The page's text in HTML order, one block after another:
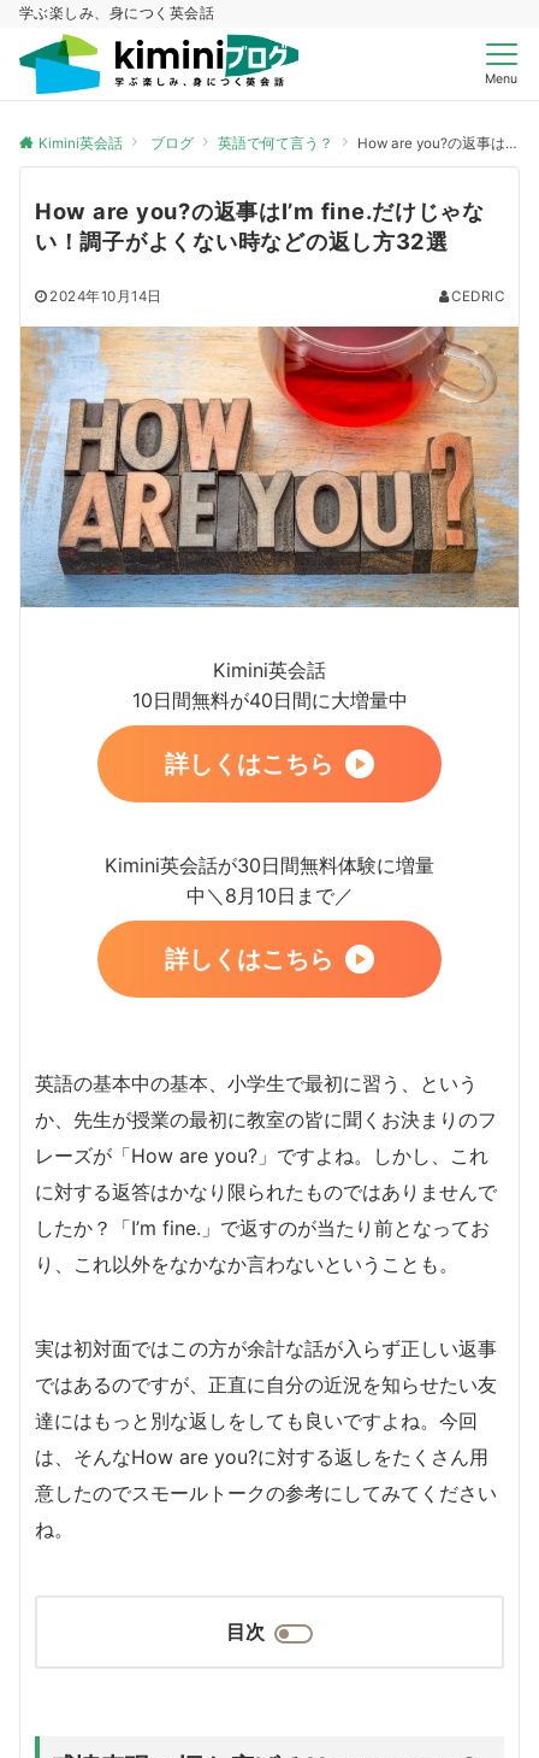
学ぶ楽しみ、身につく英会話
Menu
Kimini英会話 ブログ 英語で何て言う？ How are you?の返事はI’m fine.だけじゃない！調子がよくない時などの返し方32選
How are you?の返事はI’m fine.だけじゃな
い！調子がよくない時などの返し方32選
2024年10月14日 CEDRIC
Kimini英会話
10日間無料が40日間に大増量中
詳しくはこちら
Kimini英会話が30日間無料体験に増量
中＼8月10日まで／
詳しくはこちら
英語の基本中の基本、小学生で最初に習う、という
か、先生が授業の最初に教室の皆に聞くお決まりのフ
レーズが「How are you?」ですよね。しかし、これ
に対する返答はかなり限られたものではありませんで
したか？「I’m fine.」で返すのが当たり前となってお
り、これ以外をなかなか言わないということも。
実は初対面ではこの方が余計な話が入らず正しい返事
ではあるのですが、正直に自分の近況を知らせたい友
達にはもっと別な返しをしても良いですよね。今回
は、そんなHow are you?に対する返しをたくさん用
意したのでスモールトークの参考にしてみてください
ね。
目次